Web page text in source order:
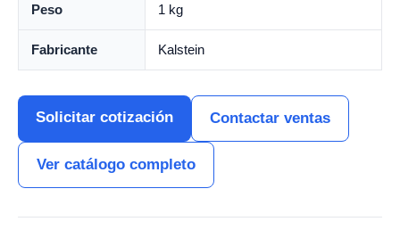
Peso 1 kg
Fabricante Kalstein
Solicitar cotización Contactar ventas
Ver catálogo completo